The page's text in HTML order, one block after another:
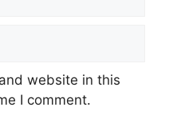
website in this
I comment.